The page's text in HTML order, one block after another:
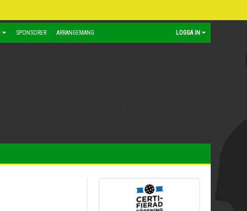
SPONSORER ARRANGEMANG LOGGA IN